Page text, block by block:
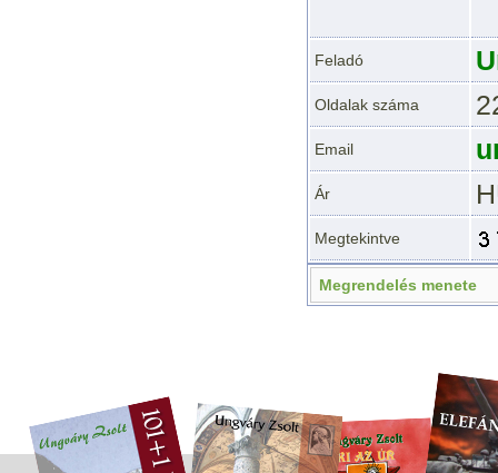
Feladó
Oldalak száma
Email
Ár
Megtekintve
Megrendelés menete